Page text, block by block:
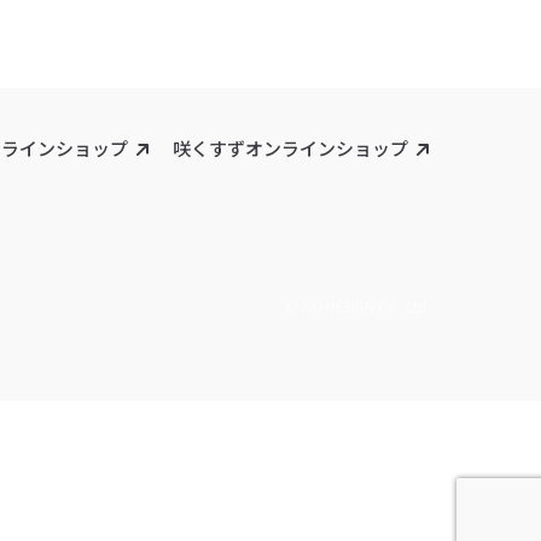
インショップ 咲くすずオンラインショップ